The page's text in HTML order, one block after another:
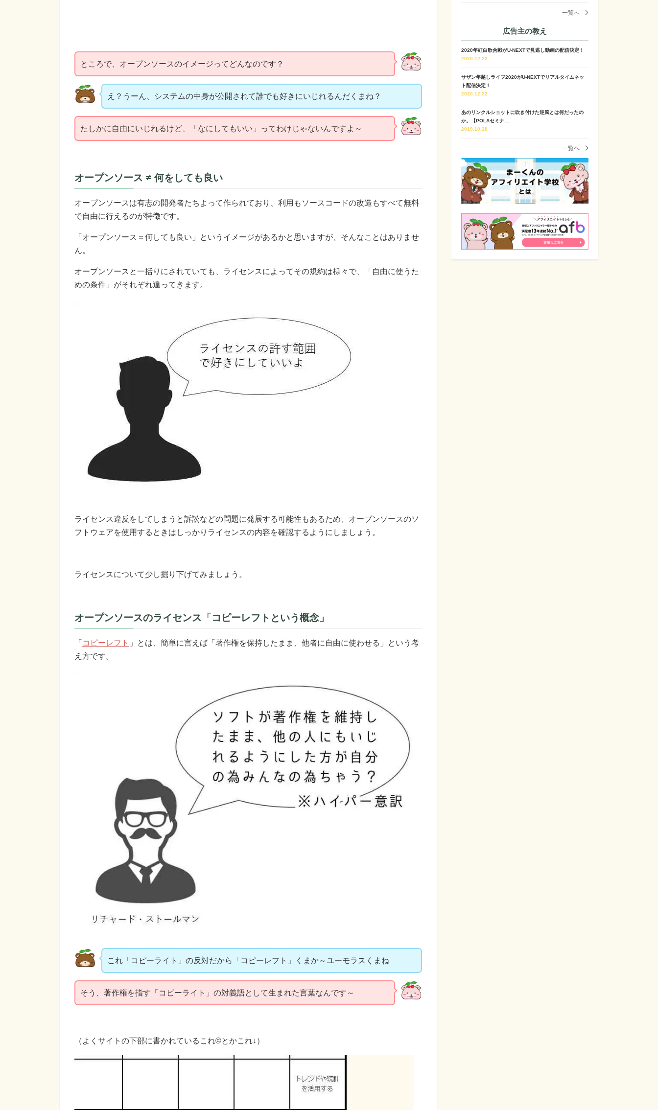
ところで、オープンソースのイメージってどんなのです？
え？うーん、システムの中身が公開されて誰でも好きにいじれるんだくまね？
たしかに自由にいじれるけど、「なにしてもいい」ってわけじゃないんですよ～
オープンソース ≠ 何をしても良い
オープンソースは有志の開発者たちよって作られており、利用もソースコードの改造もすべて無料
で自由に行えるのが特徴です。
「オープンソース＝何しても良い」というイメージがあるかと思いますが、そんなことはありませ
ん。
オープンソースと一括りにされていても、ライセンスによってその規約は様々で、「自由に使うた
めの条件」がそれぞれ違ってきます。
ライセンス違反をしてしまうと訴訟などの問題に発展する可能性もあるため、オープンソースのソ
フトウェアを使用するときはしっかりライセンスの内容を確認するようにしましょう。
ライセンスについて少し掘り下げてみましょう。
オープンソースのライセンス「コピーレフトという概念」
「 コピーレフト 」とは、簡単に言えば「著作権を保持したまま、他者に自由に使わせる」という考
え方です。
これ「コピーライト」の反対だから「コピーレフト」くまか～ユーモラスくまね
そう、著作権を指す「コピーライト」の対義語として生まれた言葉なんです～
（よくサイトの下部に書かれているこれ©とかこれ↓）
一覧へ
広告主の教え
2020年紅白歌合戦がU-NEXTで見逃し動画の配信決定！
2020.12.22
サザン年越しライブ2020がU-NEXTでリアルタイムネッ
ト配信決定！
2020.12.22
あのリンクルショットに吹き付けた逆風とは何だったの
か。【POLAセミナ…
2019.10.28
一覧へ